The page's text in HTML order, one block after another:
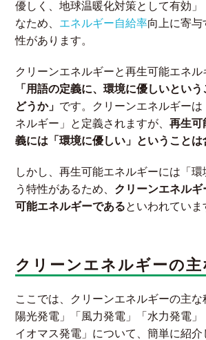
優しく、地球温暖化対策として有効
なため、 エネルギー自給率向上に寄
性があります。
クリーンエネルギーと再生可能エネル
「用語の定義に、環境に優しいとい
どうか」 です。クリーンエネルギー
ネルギー」と定義されますが、再生可
義には「環境に優しい」ということは
しかし、再生可能エネルギーには「
う特性があるため、 クリーンエネル
可能エネルギーであるといわれていま
クリーンエネルギーの主
ここでは、クリーンエネルギーの主
陽光発電」「風力発電」「水力発電
イオマス発電」について、簡単に紹介